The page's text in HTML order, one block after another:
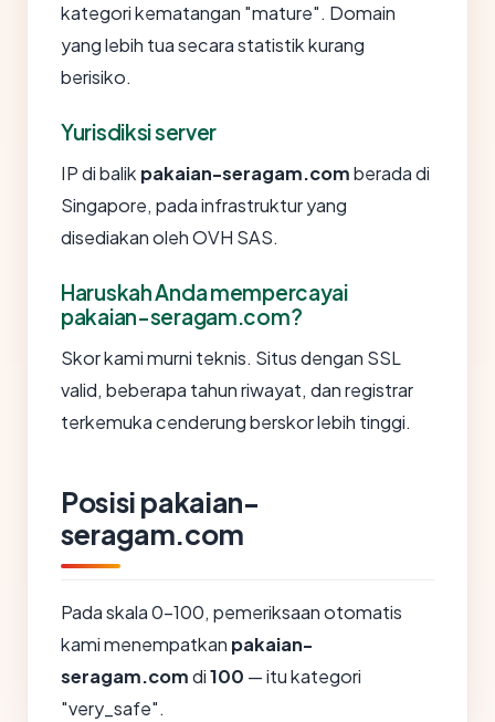
kategori kematangan "mature". Domain
yang lebih tua secara statistik kurang
berisiko.
Yurisdiksi server
IP di balik pakaian-seragam.comberada di
Singapore, pada infrastruktur yang
disediakan oleh OVH SAS.
Haruskah Anda mempercayai
pakaian-seragam.com?
Skor kami murni teknis. Situs dengan SSL
valid, beberapa tahun riwayat, dan registrar
terkemuka cenderung berskor lebih tinggi.
Posisi pakaian-
seragam.com
Pada skala 0-100, pemeriksaan otomatis
kami menempatkan pakaian-
seragam.comdi100 — itu kategori
"very_safe".